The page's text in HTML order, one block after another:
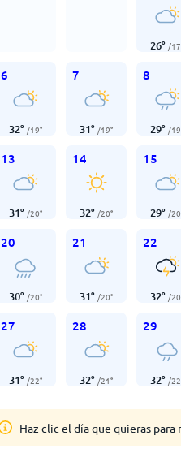
26° /17
6
32° /19°
7
31° /19°
8
29° /19
13
31° /20°
14
32° /20°
15
29° /20
20
30° /20°
21
31° /20°
22
32° /20
27
31° /22°
28
32° /21°
29
32° /22
Haz clic el día que quieras para